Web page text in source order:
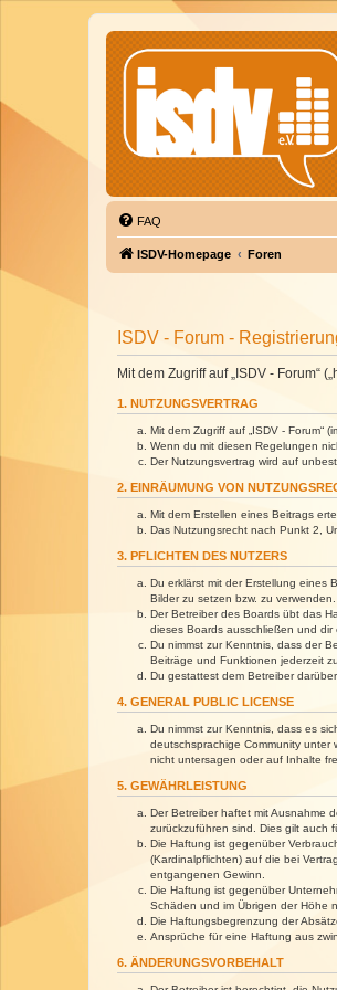
FAQ
ISDV-Homepage Foren
ISDV - Forum -
Mit dem Zugriff auf „ISDV - Forum“
1. NUTZUNGSVERTRAG
Mit dem Zugriff auf „ISDV - Forum“
Wenn du mit diesen Regelungen
Der Nutzungsvertrag wird auf
2. EINRÄUMUNG VON
Mit dem Erstellen eines Beitrags
Das Nutzungsrecht nach Punkt 2,
3. PFLICHTEN DES NUTZERS
Du erklärst mit der Erstellung eines
Bilder zu setzen bzw. zu verwenden.
Der Betreiber des Boards übt das
dieses Boards ausschließen und dir
Du nimmst zur Kenntnis, dass der
Beiträge und Funktionen jederzeit
Du gestattest dem Betreiber
4. GENERAL PUBLIC LICENSE
Du nimmst zur Kenntnis, dass es
deutschsprachige Community unter
nicht untersagen oder auf Inhalte
5. GEWÄHRLEISTUNG
Der Betreiber haftet mit Ausnahme
zurückzuführen sind. Dies gilt auch
Die Haftung ist gegenüber
(Kardinalpflichten) auf die bei
entgangenen Gewinn.
Die Haftung ist gegenüber
Schäden und im Übrigen der Höhe
Die Haftungsbegrenzung der
Ansprüche für eine Haftung aus
6. ÄNDERUNGSVORBEHALT